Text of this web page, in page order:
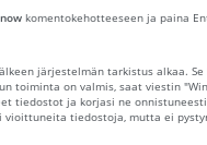
komentokehotteeseen ja paina
järjestelmän tarkistus alkaa. Se
toiminta on valmis, saat viestin
tiedostot ja korjasi ne
vioittuneita tiedostoja, mutta ei